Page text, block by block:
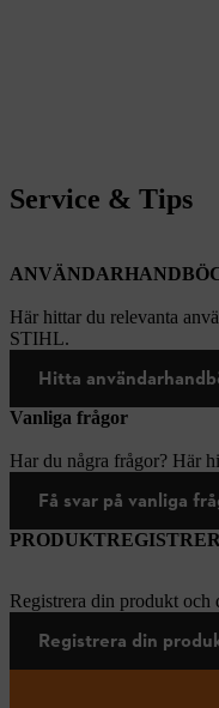
Service & Tips
Här hittar du relevanta
STIHL.
Hitta
Vanliga frågor
Har du några frågor? Här
Få svar på vanliga
Registrera din produkt och
Registrera din